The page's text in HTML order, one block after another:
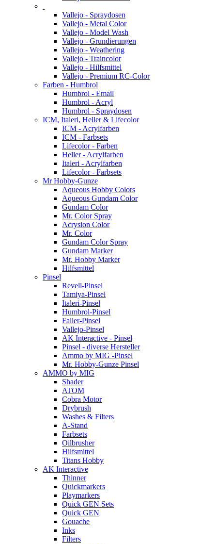
Vallejo - Spraydosen
Vallejo - Metal Color
Vallejo - Model Wash
Vallejo - Grundierungen
Vallejo - Weathering
Vallejo - Traincolor
Vallejo - Hilfsmittel
Vallejo - Premium RC-Color
Farben - Humbrol
Humbrol - Email
Humbrol - Acryl
Humbrol - Spraydosen
ICM, Italeri, Heller & Lifecolor
ICM - Acrylfarben
ICM - Farbsets
Lifecolor - Farben
Heller - Acrylfarben
Italeri - Acrylfarben
Lifecolor - Farbsets
Mr Hobby-Gunze
Aqueous Hobby Colors
Aqueous Gundam Color
Gundam Color
Mr. Color Spray
Acrysion Color
Mr. Color
Gundam Color Spray
Gundam Marker
Mr. Hobby Marker
Hilfsmittel
Pinsel
Revell-Pinsel
Tamiya-Pinsel
Italeri-Pinsel
Humbrol-Pinsel
Faller-Pinsel
Vallejo-Pinsel
AK Interactive - Pinsel
Pinsel - diverse Hersteller
Ammo by MIG -Pinsel
Mr. Hobby-Gunze Pinsel
AMMO by MIG
Shader
ATOM
Cobra Motor
Drybrush
Washes & Filters
A-Stand
Farbsets
Oilbrusher
Hilfsmittel
Titans Hobby
AK Interactive
Thinner
Quickmarkers
Playmarkers
Quick GEN Sets
Quick GEN
Gouache
Inks
Filters